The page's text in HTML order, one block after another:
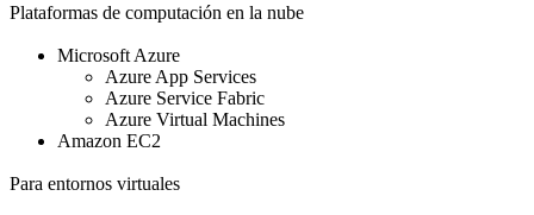
Plataformas de computación en la nube
Microsoft Azure
Azure App Services
Azure Service Fabric
Azure Virtual Machines
Amazon EC2
Para entornos virtuales